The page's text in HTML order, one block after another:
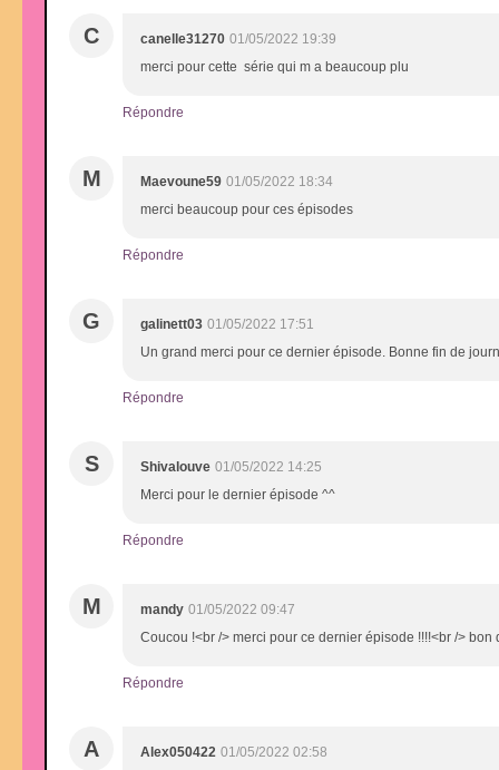
C canelle31270 01/05/2022 19:39
merci pour cette série qui m a beaucoup plu
Répondre
M Maevoune59 01/05/2022 18:34
merci beaucoup pour ces épisodes
Répondre
G galinett03 01/05/2022 17:51
Un grand merci pour ce dernier épisode. Bonne fin de
Répondre
S Shivalouve 01/05/2022 14:25
Merci pour le dernier épisode ^^
Répondre
M mandy 01/05/2022 09:47
Coucou !<br /> merci pour ce dernier épisode !!!!<br />
Répondre
A Alex050422 01/05/2022 02:58